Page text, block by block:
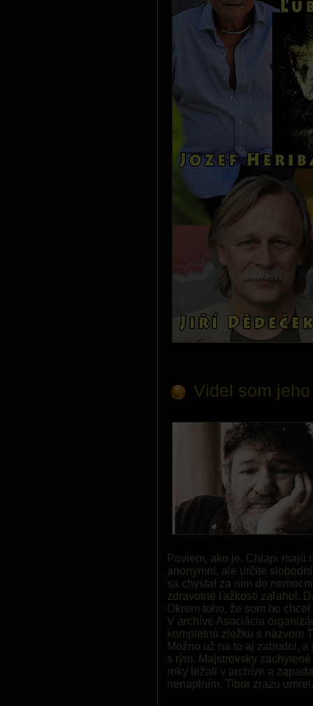
Videl som
Poviem, ako je. Chlapi majú
anonymní, ale určite
sa chystal za ním do
zdravotné ťažkosti zaľahol.
Okrem toho, že som ho
V archíve Asociácia
kompletnú zložku s názvom
Možno už na to aj zabudol,
s tým. Majstrovsky
roky ležali v archíve a
nenaplním. Tibor zrazu umrel.